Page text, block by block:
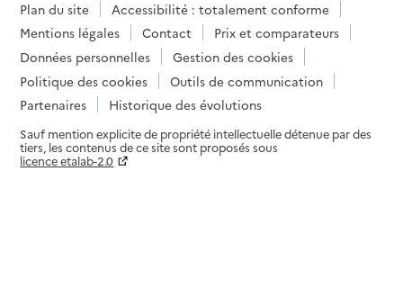
Plan du site
Accessibilité : totalement conforme
Mentions légales
Contact
Prix et comparateurs
Données personnelles
Gestion des cookies
Politique des cookies
Outils de communication
Partenaires
Historique des évolutions
Sauf mention explicite de propriété intellectuelle détenue par des
tiers, les contenus de ce site sont proposés sous
licence etalab-2.0